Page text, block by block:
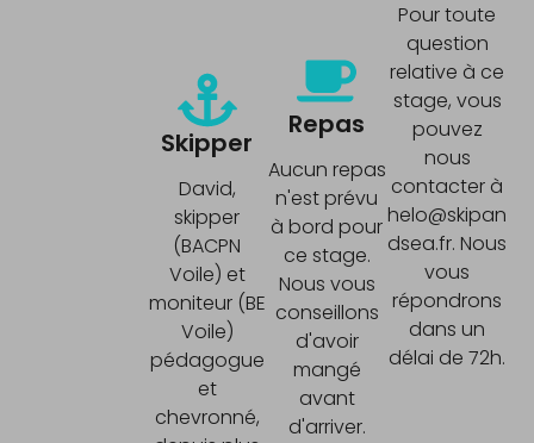
Skipper
David,
skipper
(BACPN
Voile) et
moniteur (BE
Voile)
pédagogue
et
chevronné,
Repas
Aucun repas
n'est prévu
à bord pour
ce stage.
Nous vous
conseillons
d'avoir
mangé
avant
d'arriver.
Pour toute
question
relative à ce
stage, vous
pouvez
nous
contacter à
helo@skipan
dsea.fr. Nous
vous
répondrons
dans un
délai de 72h.